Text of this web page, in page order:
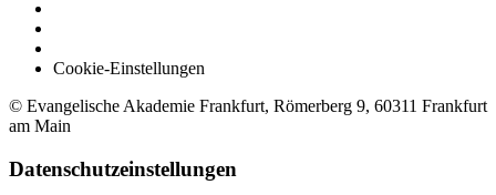
Cookie-Einstellungen
© Evangelische Akademie Frankfurt, Römerberg 9, 60311 Frankfurt
am Main
Datenschutzeinstellungen